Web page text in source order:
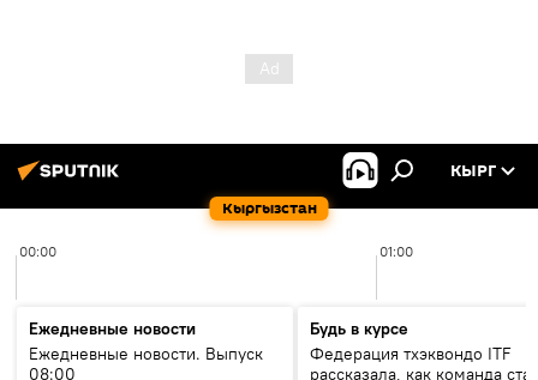
Кыргызстан
КЫРГ
00:00 01:00
Ежедневные новости
Ежедневные новости. Выпуск
08:00
Будь в курсе
Федерация тхэквондо ITF
рассказала, как команда